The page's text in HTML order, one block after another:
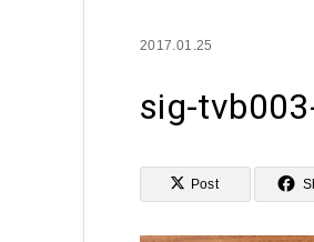
2017.01.25
sig-
Post